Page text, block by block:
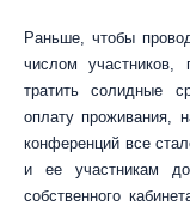
Раньше, чтобы
числом участников,
тратить солидные
оплату проживания,
конференций все
и ее участникам
собственного